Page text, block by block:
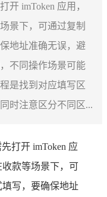
开 imToken 应用，
景下，可通过复制
地址准确无误，避
不同操作场景可能
是找到对应填写区
时注意区分不同区...
打开 imToken 应
款等场景下，可
写，要确保地址